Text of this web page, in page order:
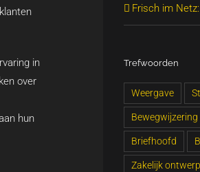
in
over
hun
Frisch im
Trefwoorden
Weergave
Bewegwijzering
Briefhoofd
Zakelijk ontwerp